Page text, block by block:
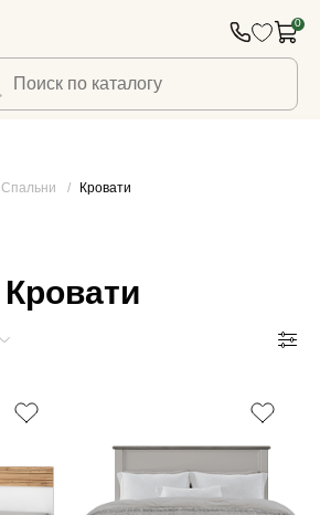
0
Спальни / Кровати
Кровати